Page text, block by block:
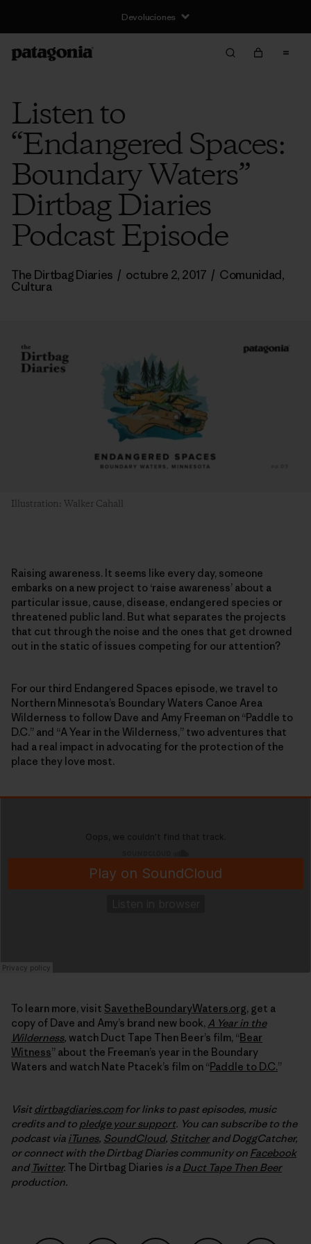
Devoluciones
Listen to
“Endangered Spaces:
Boundary Waters”
Dirtbag Diaries
Podcast Episode
The Dirtbag Diaries / octubre 2, 2017 / Comunidad,
Cultura
Illustration: Walker Cahall
Raising awareness. It seems like every day, someone
embarks on a new project to ‘raise awareness’ about a
particular issue, cause, disease, endangered species or
threatened public land. But what separates the projects
that cut through the noise and the ones that get drowned
out in the static of issues competing for our attention?
For our third Endangered Spaces episode, we travel to
Northern Minnesota’s Boundary Waters Canoe Area
Wilderness to follow Dave and Amy Freeman on “Paddle to
D.C.” and “A Year in the Wilderness,” two adventures that
had a real impact in advocating for the protection of the
place they love most.
To learn more, visit SavetheBoundaryWaters.org, get a
copy of Dave and Amy’s brand new book, A Year in the
Wilderness, watch Duct Tape Then Beer’s film, “Bear
Witness” about the Freeman’s year in the Boundary
Waters and watch Nate Ptacek’s film on “Paddle to D.C.”
Visitdirtbagdiaries.comfor links to past episodes, music
credits and to pledge your support. You can subscribe to the
podcast via iTunes, SoundCloud, Stitcherand DoggCatcher,
or connect with the Dirtbag Diaries community on Facebook
and Twitter. The Dirtbag Diaries is a Duct Tape Then Beer
production.